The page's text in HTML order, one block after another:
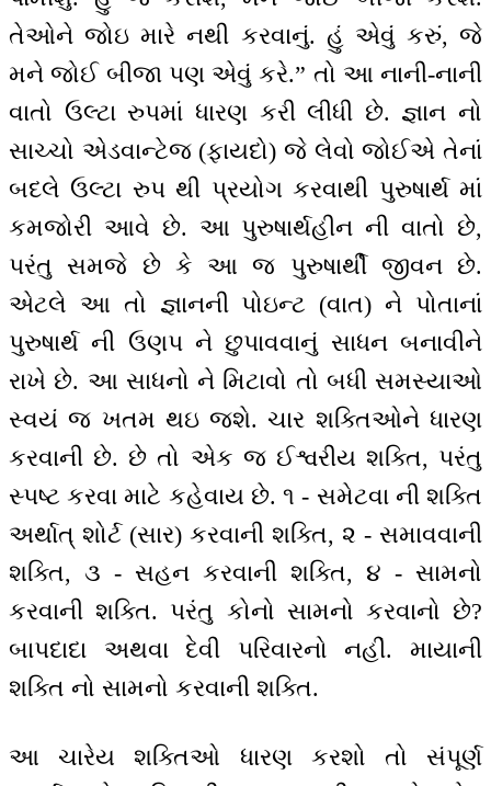
તેઓને જોઇ મારે નથી કરવાનું. હું એવું કરું, જે
મને જોઈ બીજા પણ એવું કરે.” તો આ નાની-નાની
વાતો ઉલ્ટા રુપમાં ધારણ કરી લીધી છે. જ્ઞાન નો
સાચ્ચો એડવાન્ટેજ (ફાયદો) જે લેવો જોઈએ તેનાં
બદલે ઉલ્ટા રુપ થી પ્રયોગ કરવાથી પુરુષાર્થ માં
કમજોરી આવે છે. આ પુરુષાર્થહીન ની વાતો છે,
પરંતુ સમજે છે કે આ જ પુરુષાર્થી જીવન છે.
એટલે આ તો જ્ઞાનની પોઇન્ટ (વાત) ને પોતાનાં
પુરુષાર્થ ની ઉણપ ને છુપાવવાનું સાધન બનાવીને
રાખે છે. આ સાધનો ને મિટાવો તો બધી સમસ્યાઓ
સ્વયં જ ખતમ થઇ જશે. ચાર શક્તિઓને ધારણ
કરવાની છે. છે તો એક જ ઈશ્વરીય શક્તિ, પરંતુ
સ્પષ્ટ કરવા માટે કહેવાય છે. ૧ - સમેટવા ની શક્તિ
અર્થાત્ શોર્ટ (સાર) કરવાની શક્તિ, ૨ - સમાવવાની
શક્તિ, ૩ - સહન કરવાની શક્તિ, ૪ - સામનો
કરવાની શક્તિ. પરંતુ કોનો સામનો કરવાનો છે?
બાપદાદા અથવા દેવી પરિવારનો નહીં. માયાની
શક્તિ નો સામનો કરવાની શક્તિ.
આ ચારેય શક્તિઓ ધારણ કરશો તો સંપૂર્ણ